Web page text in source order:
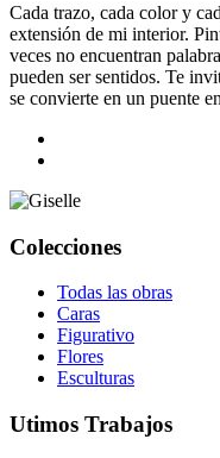
Cada trazo, cada color y
extensión de mi interior.
veces no encuentran
pueden ser sentidos. Te
se convierte en un puente
Colecciones
Todas las obras
Caras
Figurativo
Flores
Esculturas
Utimos Trabajos